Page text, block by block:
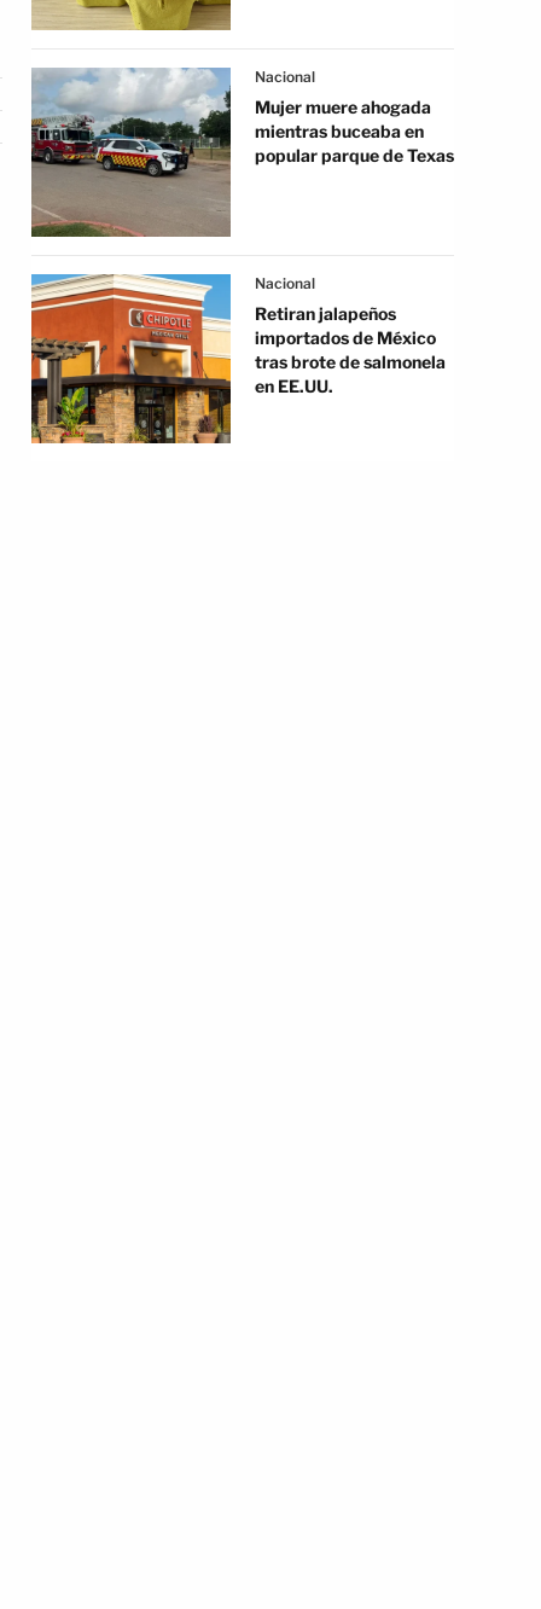
Nacional
Mujer muere ahogada
mientras buceaba en
popular parque de Texas
Nacional
Retiran jalapeños
importados de México
tras brote de salmonela
en EE.UU.